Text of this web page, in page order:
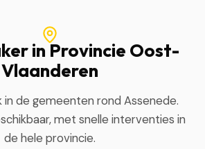
in Provincie Oost-
Vlaanderen
in de gemeenten rond Assenede.
met snelle interventies in
de hele provincie.